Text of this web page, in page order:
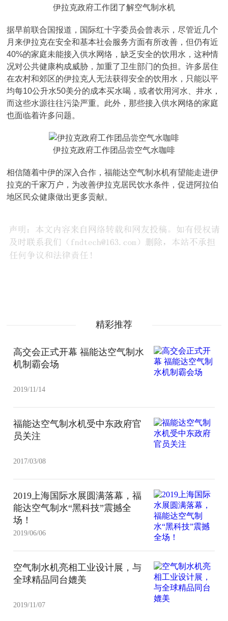
伊拉克政府工作团了解空气制水机
据早前联合国报道，国际红十字委员会曾表示，尽管近几个
月来伊拉克在安全和基本社会服务方面有所改善，但仍有近
40%的家庭未能接入供水网络，缺乏安全的饮用水，这种情
况对公共健康构成威胁，加重了卫生部门的负担。许多居住
在农村和郊区的伊拉克人无法获得安全的饮用水，只能以平
均每10公升水50美分的成本买水喝，或者饮用河水、井水，
而这些水源往往污染严重。此外，那些接入供水网络的家庭
也面临着许多问题。
伊拉克政府工作团品尝空气水咖啡
相信随着中伊的深入合作，福能达空气制水机有望能走进伊
拉克的千家万户，为改善伊拉克居民饮水条件，促进阿拉伯
地区民众健康做出更多贡献。
精彩推荐
高交会正式开幕 福能达空气制水
机制霸会场
2019/11/14
福能达空气制水机受中东政府官
员关注
2017/03/08
2019上海国际水展圆满落幕，福
能达空气制水“黑科技”震撼全
场！
2019/06/06
空气制水机亮相工业设计展，与
全球精品同台媲美
2019/11/07